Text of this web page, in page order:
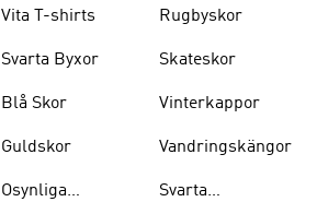
Vita T-shirts
Svarta Byxor
Blå Skor
Guldskor
Osynliga
Rugbyskor
Skateskor
Vinterkappor
Vandringskängor
Svarta